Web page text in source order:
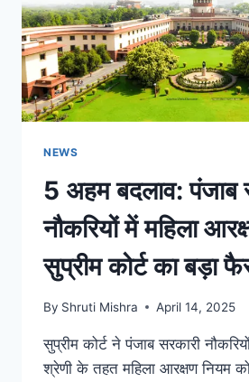
NEWS
5 अहम बदलाव: पंजाब
नौकरियों में महिला
सुप्रीम कोर्ट का बड़ा
By Shruti Mishra April 14, 2025
सुप्रीम कोर्ट ने पंजाब सरकारी
श्रेणी के तहत महिला आरक्षण नियम